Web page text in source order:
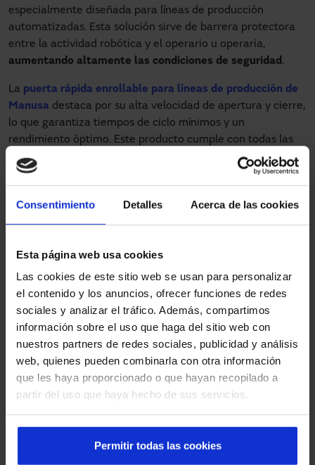
Consentimiento Detalles Acerca de las cookies
Esta página web usa cookies
Las cookies de este sitio web se usan para personalizar
el contenido y los anuncios, ofrecer funciones de redes
sociales y analizar el tráfico. Además, compartimos
información sobre el uso que haga del sitio web con
nuestros partners de redes sociales, publicidad y análisis
web, quienes pueden combinarla con otra información
que les haya proporcionado o que hayan recopilado a
partir del uso que haya hecho de sus servicios.
Permitir todas las cookies
especialmente diseñada para líneas de producción
automatizadas. Esta solución sirve de barrera protectora
entre la actividad robótica y el operario u operaria,
aumentando altamente las condiciones de seguridad .
La puerta rápida enrollable para líneas de producción de
Manusa destaca por su alta velocidad de apertura y cierre,
lo que garantiza tiempos de ciclo mínimos y un
rendimiento óptimo. Este producto cumple con todas las
normativas y requisitos de rendimiento, como el PLe
(performance level) requerido por
las normas EN ISO
necesidades de cada cliente y fábrica. Estas lonas están
proyecciones de soldadura, cortes e impactos de piezas
así como a altas temperaturas. Su uso ayuda a mantener
un entorno seguro y limpio dentro de la fábrica.
Puerta rápida personalizada para
líneas de producción en fábricas
Otras de las características destacadas de estas puertas
son la posibilidad de diseñarlas con dimensiones de hasta